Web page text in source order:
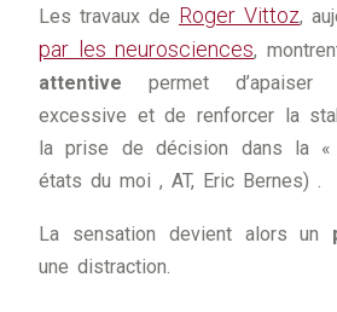
Les travaux de Roger Vittoz,
par les neurosciences,
attentive permet d’apaiser
excessive et de renforcer la
la prise de décision dans la
états du moi , AT, Eric Bernes) .
La sensation devient alors un
une distraction.